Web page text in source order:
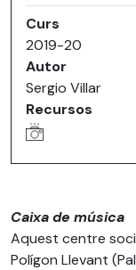
Curs
2019-20
Autor
Sergio Villar
Recursos
Caixa de música
Aquest centre
Polígon Llevant